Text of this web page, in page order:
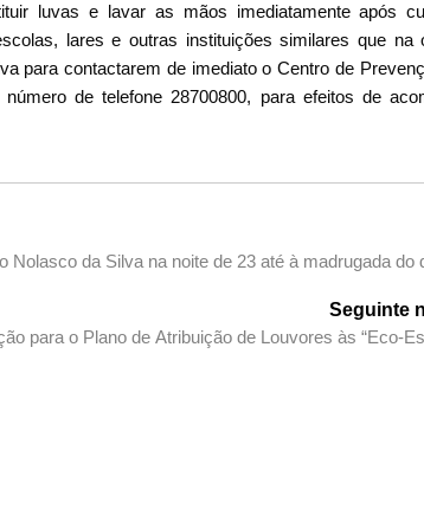
luvas e lavar as mãos imediatamente após
lares e outras instituições similares que na
para contactarem de imediato o Centro de
de telefone 28700800, para efeitos de
da Silva na noite de 23 até à madrugada do
Seguinte
para o Plano de Atribuição de Louvores às “Eco-